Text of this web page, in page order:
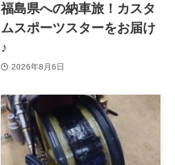
福島県への納車旅！カスタ
ムスポーツスターをお届け
♪
2026年8月6日